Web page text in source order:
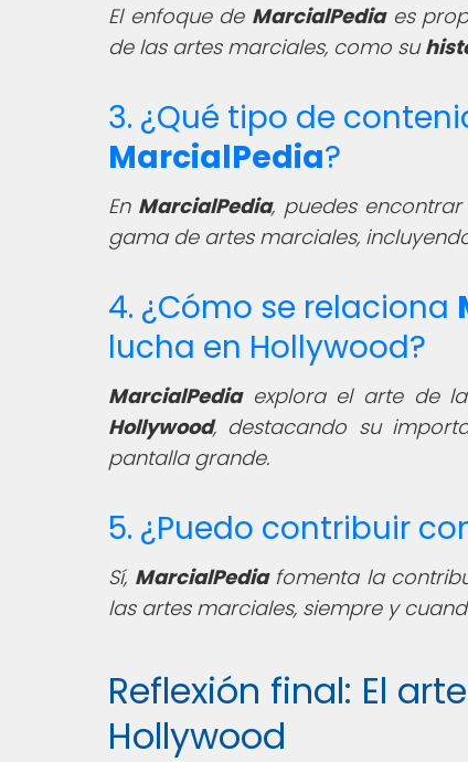
El enfoque de MarcialPediaes
de las artes marciales, como su
3. ¿Qué tipo de
MarcialPedia?
En MarcialPedia, puedes
gama de artes marciales,
4. ¿Cómo se relaciona
lucha en Hollywood?
MarcialPediaexplora el arte de
Hollywood, destacando su
pantalla grande.
5. ¿Puedo contribuir
Sí, MarcialPediafomenta la
las artes marciales, siempre y
Reflexión final: El
Hollywood